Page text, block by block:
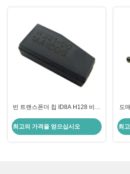
빈 트랜스폰더 칩 ID8A H128 비트
최고의 가격을 얻으십시오
도
최